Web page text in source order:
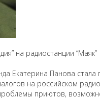
на радиостанции “Маяк”
Екатерина Панова стала
на российском
приютов,